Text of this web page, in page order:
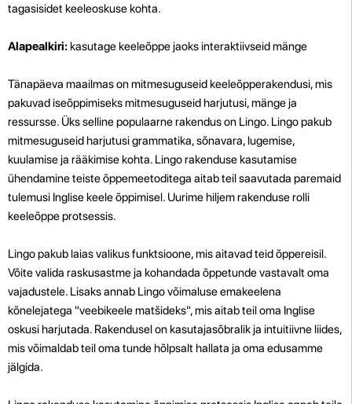
tagasisidet keeleoskuse kohta.
Alapealkiri:kasutage keeleõppe jaoks interaktiivseid mänge
Tänapäeva maailmas on mitmesuguseid keeleõpperakendusi, mis
pakuvad iseõppimiseks mitmesuguseid harjutusi, mänge ja
ressursse. Üks selline populaarne rakendus on Lingo. Lingo pakub
mitmesuguseid harjutusi grammatika, sõnavara, lugemise,
kuulamise ja rääkimise kohta. Lingo rakenduse kasutamise
ühendamine teiste õppemeetoditega aitab teil saavutada paremaid
tulemusi Inglise keele õppimisel. Uurime hiljem rakenduse rolli
keeleõppe protsessis.
Lingo pakub laias valikus funktsioone, mis aitavad teid õppereisil.
Võite valida raskusastme ja kohandada õppetunde vastavalt oma
vajadustele. Lisaks annab Lingo võimaluse emakeelena
kõnelejatega "veebikeele matšideks", mis aitab teil oma Inglise
oskusi harjutada. Rakendusel on kasutajasõbralik ja intuitiivne liides,
mis võimaldab teil oma tunde hõlpsalt hallata ja oma edusamme
jälgida.